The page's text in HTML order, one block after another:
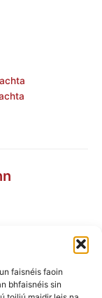
faisnéis faoin
bhfaisnéis sin